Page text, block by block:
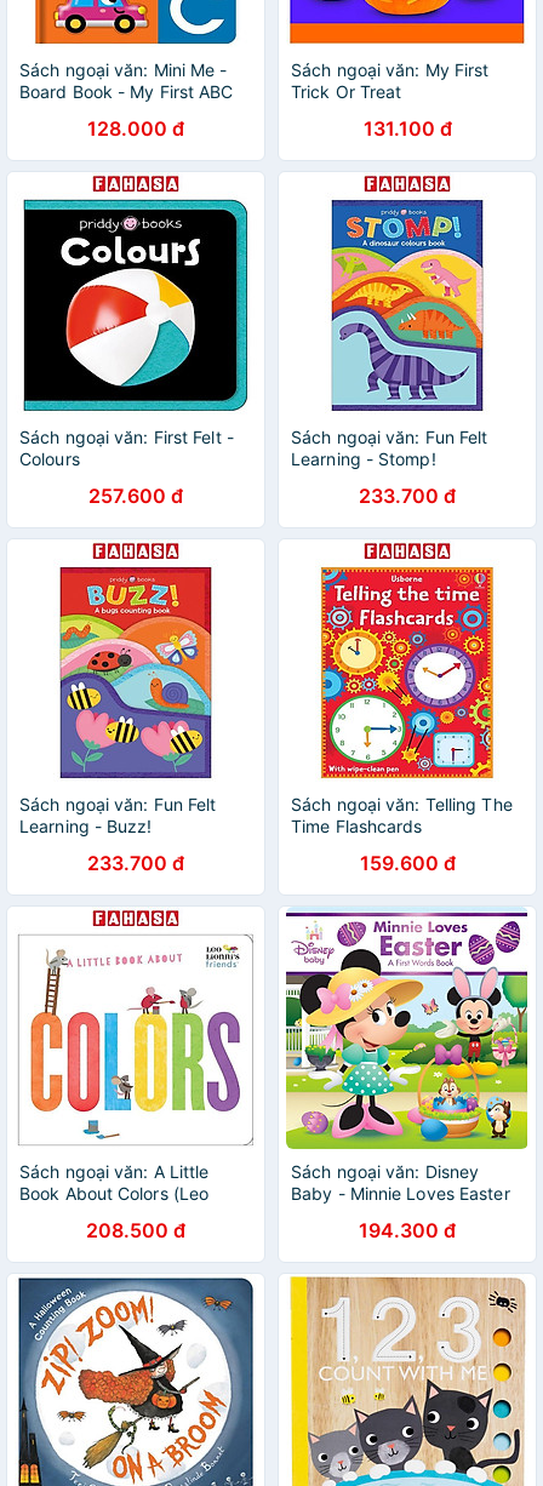
Sách ngoại văn: Mini Me -
Board Book - My First ABC
128.000 đ
Sách ngoại văn: My First
Trick Or Treat
131.100 đ
Sách ngoại văn: First Felt -
Colours
257.600 đ
Sách ngoại văn: Fun Felt
Learning - Stomp!
233.700 đ
Sách ngoại văn: Fun Felt
Learning - Buzz!
233.700 đ
Sách ngoại văn: Telling The
Time Flashcards
159.600 đ
Sách ngoại văn: A Little
Book About Colors (Leo
208.500 đ
Sách ngoại văn: Disney
Baby - Minnie Loves Easter
194.300 đ